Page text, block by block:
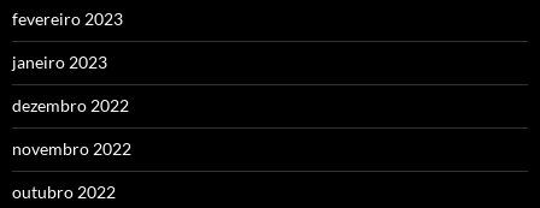
fevereiro 2023
janeiro 2023
dezembro 2022
novembro 2022
outubro 2022